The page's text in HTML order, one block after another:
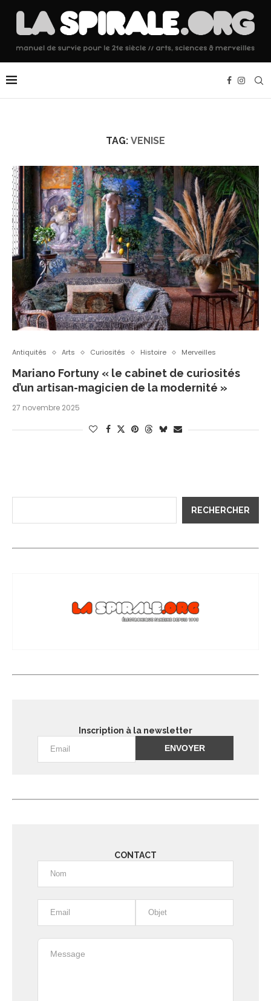
TAG: VENISE
Antiquités Arts Curiosités Histoire Merveilles
Mariano Fortuny « le cabinet de curiosités
d’un artisan-magicien de la modernité »
27 novembre 2025
RECHERCHER
Inscription à la newsletter
CONTACT